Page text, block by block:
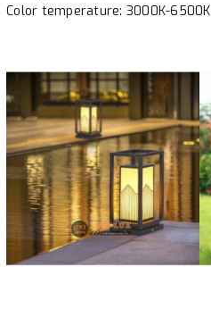
Color temperature: 3000K-6500K